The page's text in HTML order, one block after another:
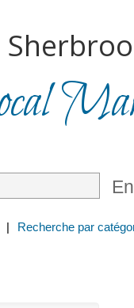
En
|
Recherche par